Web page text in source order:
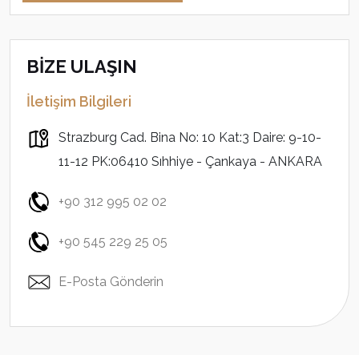
BİZE ULAŞIN
İletişim Bilgileri
Strazburg Cad. Bina No: 10 Kat:3 Daire: 9-10-
11-12 PK:06410 Sıhhiye - Çankaya - ANKARA
+90 312 995 02 02
+90 545 229 25 05
E-Posta Gönderin